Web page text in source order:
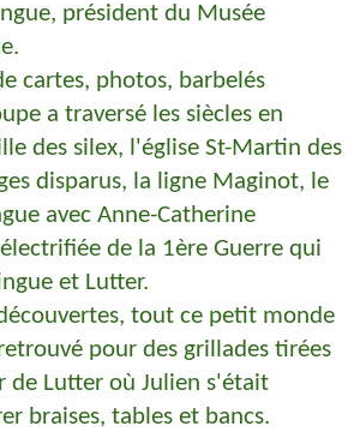
président du Musée
cartes, photos, barbelés
a traversé les siècles en
des silex, l'église St-Martin des
disparus, la ligne Maginot, le
avec Anne-Catherine
de la 1ère Guerre qui
et Lutter.
tout ce petit monde
pour des grillades tirées
de Lutter où Julien s'était
braises, tables et bancs.